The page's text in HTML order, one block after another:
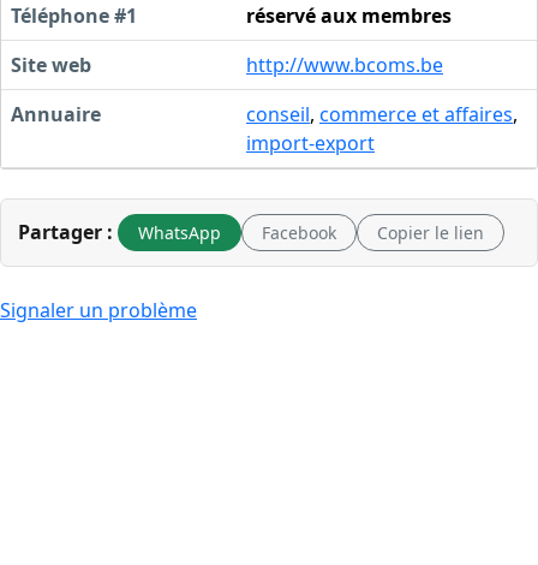
Téléphone #1
réservé aux membres
Site web
http://www.bcoms.be
Annuaire
conseil, commerce et affaires,
import-export
Partager : WhatsApp Facebook Copier le lien
Signaler un problème